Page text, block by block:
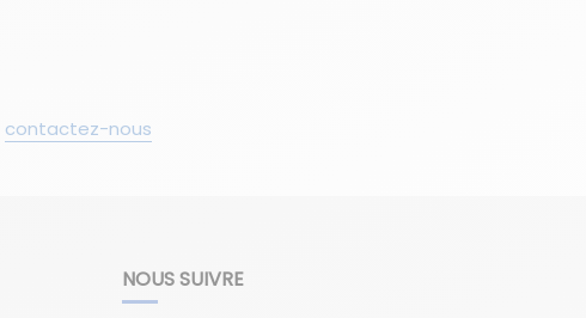
contactez-nous
NOUS SUIVRE